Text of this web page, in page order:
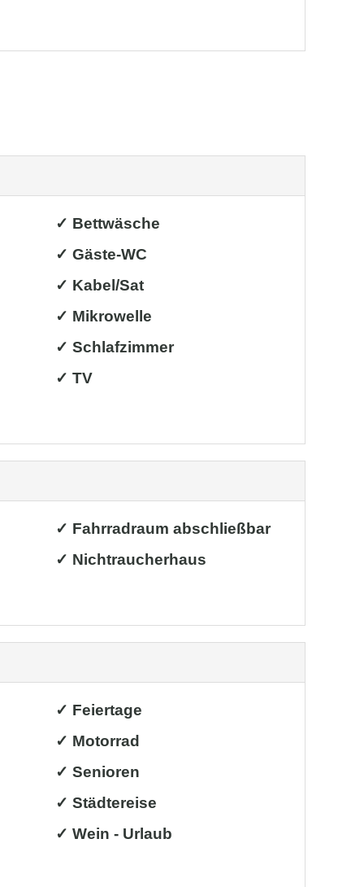
✓ Bettwäsche
✓ Gäste-WC
✓ Kabel/Sat
✓ Mikrowelle
✓ Schlafzimmer
✓ TV
✓ Fahrradraum abschließbar
✓ Nichtraucherhaus
✓ Feiertage
✓ Motorrad
✓ Senioren
✓ Städtereise
✓ Wein - Urlaub